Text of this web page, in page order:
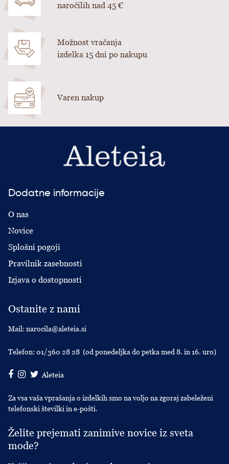
naročilih nad 45 €
Možnost vračanja
izdelka 15 dni po nakupu
Varen nakup
Dodatne informacije
O nas
Novice
Splošni pogoji
Pravilnik zasebnosti
Izjava o dostopnosti
Ostanite z nami
Mail: narocila@aleteia.si
Telefon: 01/360 28 28 (od ponedeljka do petka med 8. in 16. uro)
Aleteia
Za vsa vaša vprašanja o izdelkih smo na voljo na zgoraj zabeleženi
telefonski številki in e-pošti.
Želite prejemati zanimive novice iz sveta
mode?